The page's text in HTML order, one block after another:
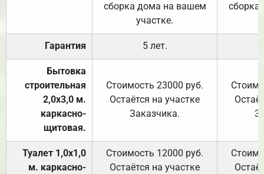
сборка дома на вашем
участке.
Гарантия 5 лет.
Бытовка
строительная
2,0х3,0 м.
каркасно-
щитовая.
Стоимость 23000 руб.
Остаётся на участке
Заказчика.
Туалет 1,0х1,0
м. каркасно-
Стоимость 12000 руб.
Остаётся на участке